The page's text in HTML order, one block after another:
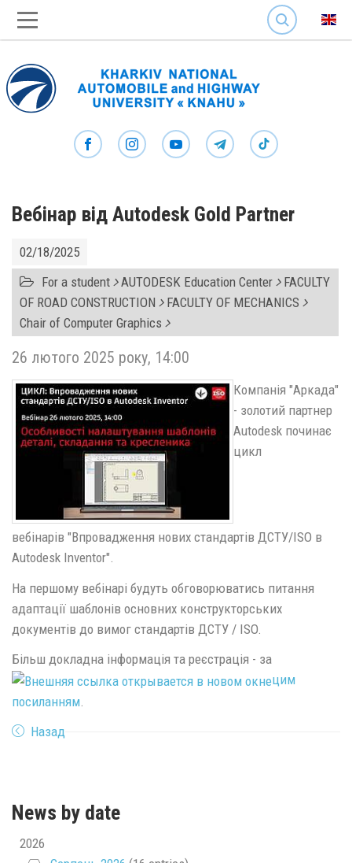
SEARCH
Вебінар від Autodesk Gold Partner
02/18/2025
For a student AUTODESK Education Center FACULTY
OF ROAD CONSTRUCTION FACULTY OF MECHANICS
Chair of Computer Graphics
26 лютого 2025 року, 14:00
Компанія "Аркада"
- золотий партнер
Autodesk починає
цикл
вебінарів "Впровадження нових стандартів ДСТУ/ISO в
Autodesk Inventor".
На першому вебінарі будуть обговорюватись питання
адаптації шаблонів основних конструкторських
документів до вимог стандартів ДСТУ / ISO.
Більш докладна інформація та реєстрація - за
цим
посиланням
Назад
News by date
2026